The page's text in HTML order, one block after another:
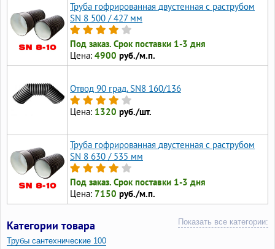
Труба гофрированная двустенная с раструбом
SN 8 500 / 427 мм
Под заказ. Срок поставки 1-3 дня
Цена: 4900 руб./м.п.
Отвод 90 град. SN8 160/136
Цена: 1320 руб./шт.
Труба гофрированная двустенная с раструбом
SN 8 630 / 535 мм
Под заказ. Срок поставки 1-3 дня
Цена: 7150 руб./м.п.
Категории товара Показать все категории:
Трубы сантехнические 100